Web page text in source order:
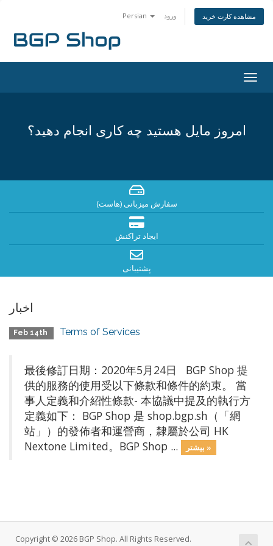
Persian ورود مشاهده کارت خرید
امروز مایل هستید چه کاری انجام دهید؟
سفارش میزبانی (هاست)
ایجاد تراکنش
پشتیبانی
اخبار
Feb 14th Terms of Services
最後修訂日期：2020年5月24日 BGP Shop 提
供的服務的使用受以下條款和條件的約束。 當
事人定義和介紹性條款- 本協議中提及的執行方
定義如下： BGP Shop 是 shop.bgp.sh（「網
站」）的發佈者和運營商，隸屬於公司 HK
Nextone Limited。BGP Shop ...
بیشتر »
Copyright © 2026 BGP Shop. All Rights Reserved.